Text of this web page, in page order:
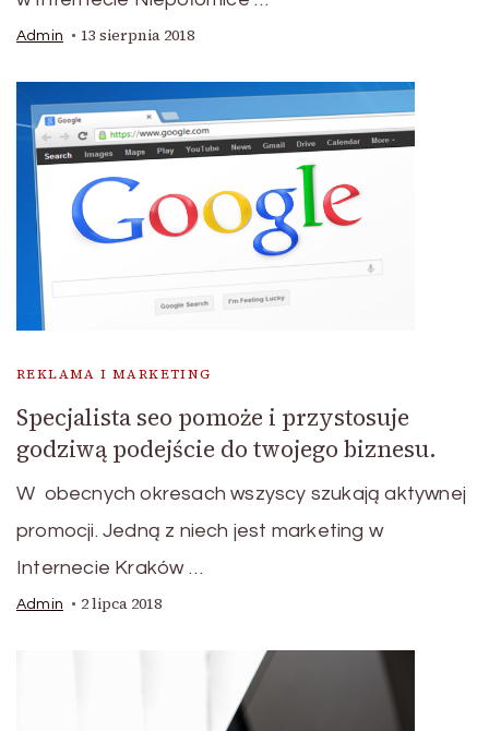
Admin 13 sierpnia 2018
REKLAMA I MARKETING
Specjalista seo pomoże i przystosuje
godziwą podejście do twojego biznesu.
W obecnych okresach wszyscy szukają aktywnej
promocji. Jedną z niech jest marketing w
Internecie Kraków …
Admin 2 lipca 2018